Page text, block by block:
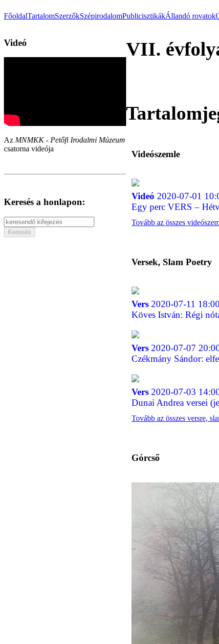
FőoldalTartalomSzerzőkSzépirodalomPublicisztikákÁllandó rovatok
Videó
Az MNMKK - Petőfi Irodalmi Múzeum
csatorna videója
Keresés a honlapon:
VII.
Videószemle
Videó 2020-07-01
Egy perc VERS –
Tovább az összes
Versek, Slam Poetry
Vers 2020-07-11
Köves István: Régi
Vers 2020-07-07
Czékmány Sándor:
Vers 2020-07-03
Dunai Andrea versei
Tovább az összes versre,
Górcső